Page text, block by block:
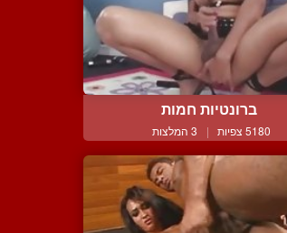
ברונטיות חמות
5180 צפיות | 3 המלצות